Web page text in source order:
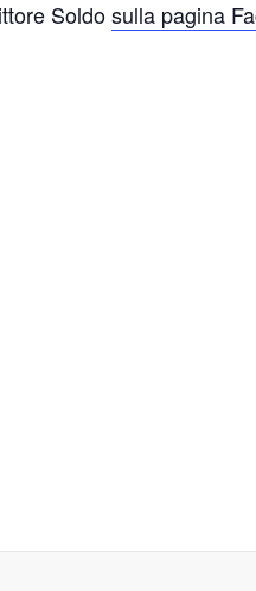
Soldosulla pagina